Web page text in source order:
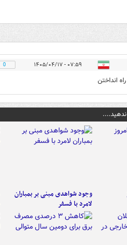
۰۷:۵۹ - ۱۴۰۵/۰۴/۱۷ 0
انداختن
وجود شواهدی مبنی بر بمباران
لامرد با فسفر